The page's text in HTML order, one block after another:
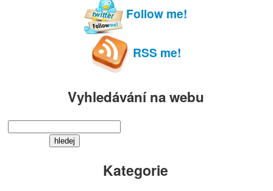
Follow me!
RSS me!
Vyhledávání na webu
Kategorie